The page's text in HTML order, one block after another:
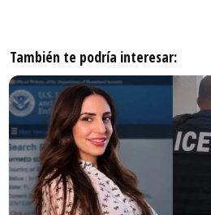
También te podría interesar: